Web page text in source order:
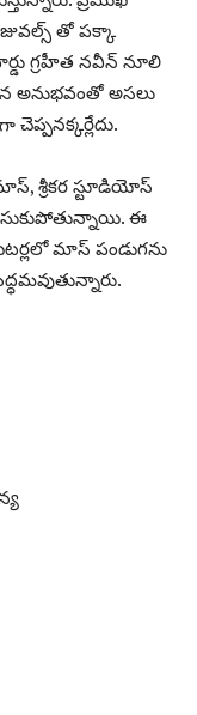
తో పక్కా
గ్రహీత నవీన్ నూలి
అనుభవంతో అసలు
చెప్పనక్కర్లేదు.
శ్రీకర స్టూడియోస్
ఈ
మాస్ పండుగను